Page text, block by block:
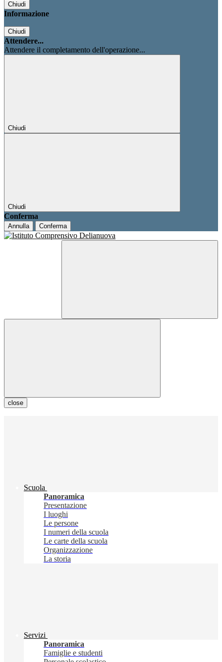
Chiudi
Informazione
Chiudi
Attendere...
Attendere il completamento dell'operazione...
Chiudi
Chiudi
Conferma
Annulla Conferma
close
Scuola
Panoramica
Presentazione
I luoghi
Le persone
I numeri della scuola
Le carte della scuola
Organizzazione
La storia
Servizi
Panoramica
Famiglie e studenti